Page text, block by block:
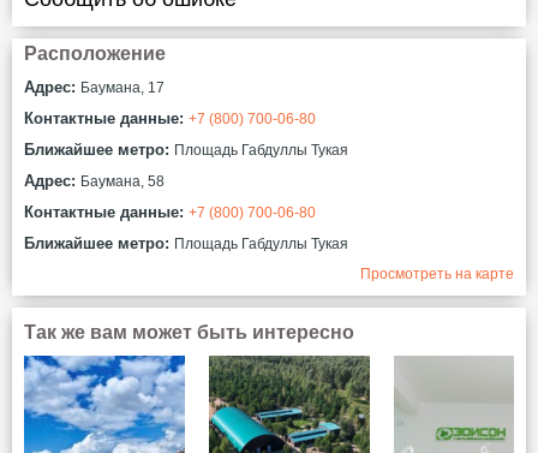
Расположение
Адрес: Баумана, 17
Контактные данные: +7 (800) 700-06-80
Ближайшее метро: Площадь Габдуллы Тукая
Адрес: Баумана, 58
Контактные данные: +7 (800) 700-06-80
Ближайшее метро: Площадь Габдуллы Тукая
Просмотреть на карте
Так же вам может быть интересно